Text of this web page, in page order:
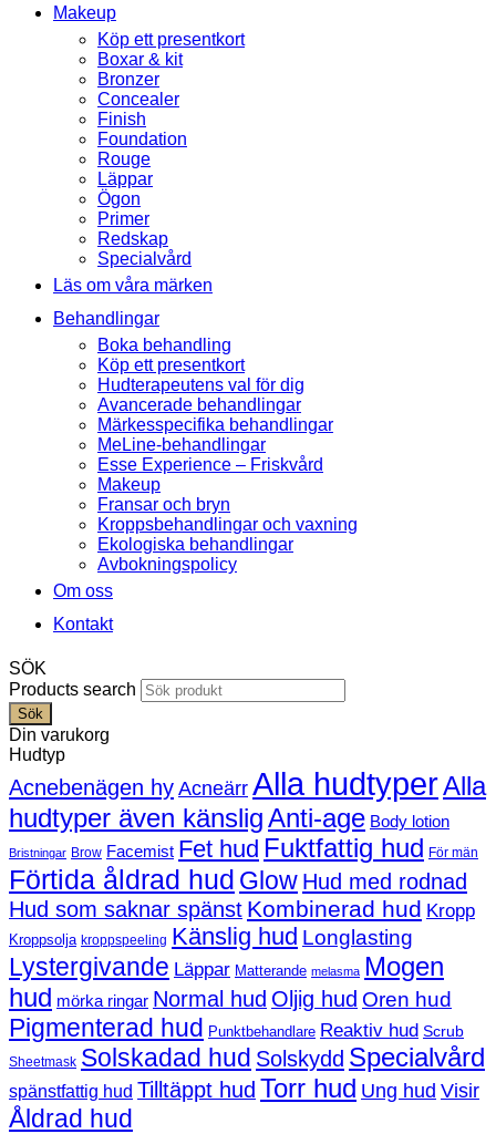
Makeup
Köp ett presentkort
Boxar & kit
Bronzer
Concealer
Finish
Foundation
Rouge
Läppar
Ögon
Primer
Redskap
Specialvård
Läs om våra märken
Behandlingar
Boka behandling
Köp ett presentkort
Hudterapeutens val för dig
Avancerade behandlingar
Märkesspecifika behandlingar
MeLine-behandlingar
Esse Experience – Friskvård
Makeup
Fransar och bryn
Kroppsbehandlingar och vaxning
Ekologiska behandlingar
Avbokningspolicy
Om oss
Kontakt
SÖK
Products search
Sök
Din varukorg
Hudtyp
Acnebenägen hy Acneärr Alla hudtyperAlla
hudtyper även känsligAnti-age Body lotion
Bristningar Brow Facemist Fet hud Fuktfattig hud För män
Förtida åldrad hud Glow Hud med rodnad
Hud som saknar spänst Kombinerad hud Kropp
Kroppsolja kroppspeeling Känslig hud Longlasting
Lystergivande Läppar Matterande melasma Mogen
hud mörka ringar Normal hud Oljig hud Oren hud
Pigmenterad hud Punktbehandlare Reaktiv hud Scrub
Sheetmask Solskadad hud Solskydd Specialvård
spänstfattig hud Tilltäppt hud Torr hud Ung hud Visir
Åldrad hud